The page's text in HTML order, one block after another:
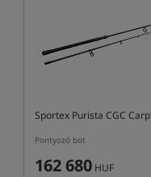
Sportex Purista CGC Carp
Pontyozó bot
162 680 HUF